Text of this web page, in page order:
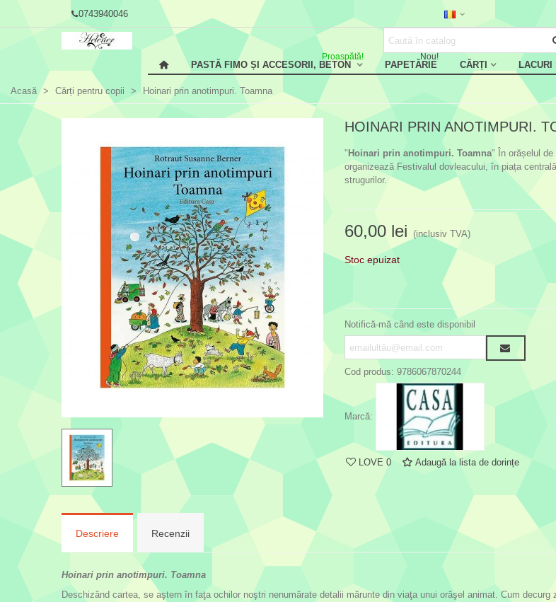
0743940046
PASTĂ FIMO ȘI ACCESORII, BETON
Proaspătă!
PAPETĂRIE
Nou!
CĂRȚI LACURI
Acasă > Cărți pentru copii > Hoinari prin anotimpuri. Toamna
HOINARI PRIN ANOTIMPURI.
" Hoinari prin anotimpuri. Toamna" În orășelul
organizează Festivalul dovleacului, în piața
strugurilor.
60,00 lei (inclusiv TVA)
Stoc epuizat
Notifică-mă când este disponibil
Cod produs: 9786067870244
Marcă:
LOVE 0 Adaugă la lista de dorințe
Descriere Recenzii
Hoinari prin anotimpuri. Toamna
Deschizând cartea, se aştern în faţa ochilor noştri nenumărate detalii mărunte din viaţa unui orăşel animat. Cum